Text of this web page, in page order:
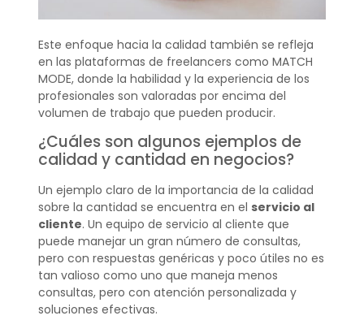
Este enfoque hacia la calidad también se refleja
en las plataformas de freelancers como MATCH
MODE, donde la habilidad y la experiencia de los
profesionales son valoradas por encima del
volumen de trabajo que pueden producir.
¿Cuáles son algunos ejemplos de
calidad y cantidad en negocios?
Un ejemplo claro de la importancia de la calidad
sobre la cantidad se encuentra en el servicio al
cliente. Un equipo de servicio al cliente que
puede manejar un gran número de consultas,
pero con respuestas genéricas y poco útiles no es
tan valioso como uno que maneja menos
consultas, pero con atención personalizada y
soluciones efectivas.